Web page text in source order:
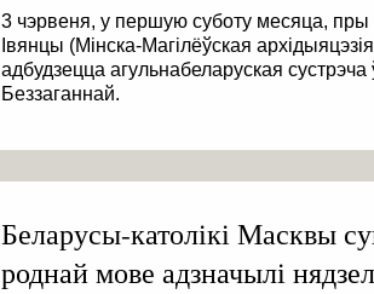
3 чэрвеня, у першую суботу месяца,
Івянцы (Мінска-Магілёўская
адбудзецца агульнабеларуская
Беззаганнай.
Беларусы-католікі Масквы
роднай мове адзначылі